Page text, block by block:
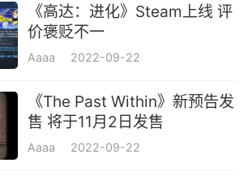
《高达：进化》Steam上线 评
价褒贬不一
Aaaa 2022-09-22
《The Past Within》新预告发
售 将于11月2日发售
Aaaa 2022-09-22